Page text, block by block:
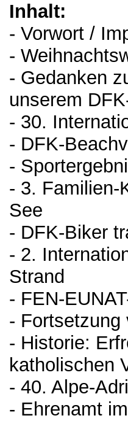
Inhalt:
- Vorwort /
-
- Gedanken
unserem
- 30.
- DFK-
-
- 3. Familien-
See
- DFK-Biker
- 2.
Strand
- FEN-
- Fortsetzung
- Historie:
katholischen
- 40. Alpe-
- Ehrenamt